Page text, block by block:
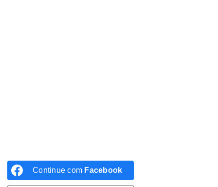
Continue com Facebook